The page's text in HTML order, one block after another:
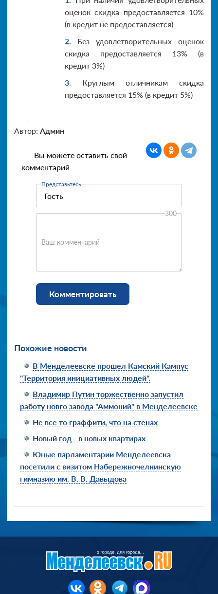
оценок скидка предоставляется 10%
(в кредит не предоставляется)
Без удовлетворительных оценок
скидка предоставляется 13% (в
кредит 3%)
Круглым отличникам скидка
предоставляется 15% (в кредит 5%)
Автор: Админ
Вы можете оставить свой
комментарий
Представьтесь
Ваш комментарий
300
Комментировать
Похожие новости
В Менделеевске прошел Камский Кампус
"Территория инициативных людей".
Владимир Путин торжественно запустил
работу новго завода "Аммоний" в Менделеевске
Не все то граффити, что на стенах
Новый год - в новых квартирах
Юные парламентарии Менделеевска
посетили с визитом Набережночелнинскую
гимназию им. В. В. Давыдова